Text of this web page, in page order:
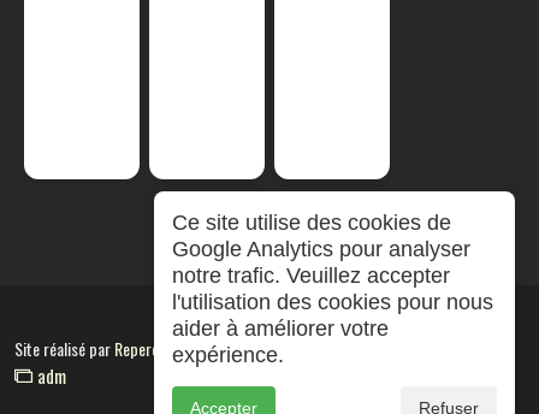
Site réalisé parRepereCom
adm
Ce site utilise des cookies de
Google Analytics pour analyser
notre trafic. Veuillez accepter
l'utilisation des cookies pour nous
aider à améliorer votre
expérience.
Accepter Refuser